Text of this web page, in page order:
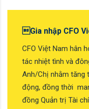
Gia nhập CFO
CFO Việt Nam hân
tác nhiệt tình và
Anh/Chị nhằm tăng
động, đồng thời
đồng Quản trị Tài